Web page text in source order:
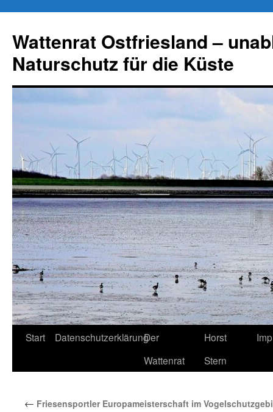
springen
Wattenrat Ostfriesland –
Naturschutz für die Küste
Start DatenschutzerklärungDer
Wattenrat
Horst
Stern
← Friesensportler Europameisterschaft im